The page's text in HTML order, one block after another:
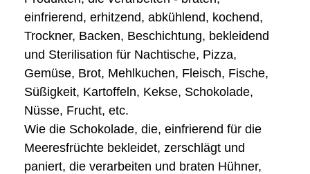
einfrierend, erhitzend, abkühlend, kochend,
Trockner, Backen, Beschichtung, bekleidend
und Sterilisation für Nachtische, Pizza,
Gemüse, Brot, Mehlkuchen, Fleisch, Fische,
Süßigkeit, Kartoffeln, Kekse, Schokolade,
Nüsse, Frucht, etc.
Wie die Schokolade, die, einfrierend für die
Meeresfrüchte bekleidet, zerschlägt und
paniert, die verarbeiten und braten Hühner,